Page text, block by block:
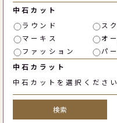
中石カット
ラウンド
ス
マーキス
オ
ファッション
パ
中石カラット
中石カットを選択ください
検索